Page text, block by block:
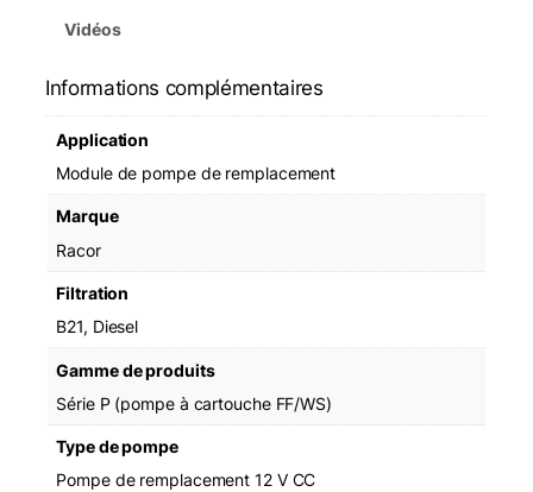
Vidéos
Informations complémentaires
Application
Module de pompe de remplacement
Marque
Racor
Filtration
B21, Diesel
Gamme de produits
Série P (pompe à cartouche FF/WS)
Type de pompe
Pompe de remplacement 12 V CC